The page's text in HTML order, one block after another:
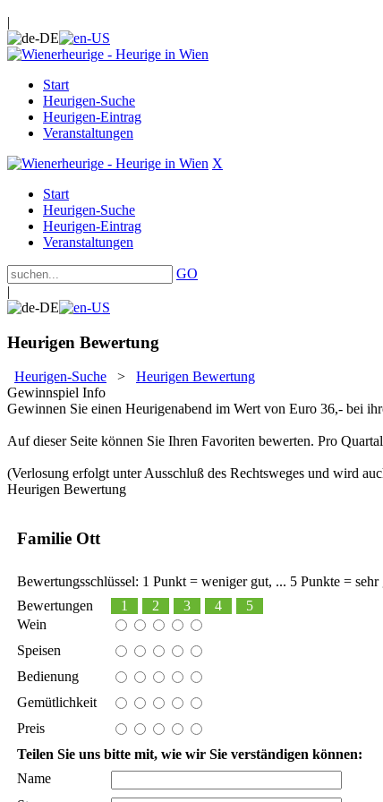
|
Start
Heurigen-Suche
Heurigen-Eintrag
Veranstaltungen
X
Start
Heurigen-Suche
Heurigen-Eintrag
Veranstaltungen
GO
|
Heurigen Bewertung
Heurigen-Suche > Heurigen Bewertung
Gewinnspiel Info
Gewinnen Sie einen Heurigenabend im Wert von Euro 36,- bei
Auf dieser Seite können Sie Ihren Favoriten bewerten. Pro
(Verlosung erfolgt unter Ausschluß des Rechtsweges und wird
Heurigen Bewertung
Familie Ott
Bewertungsschlüssel: 1 Punkt = weniger gut, ... 5 Punkte = sehr
Bewertungen
1 2 3 4
5
Wein
Speisen
Bedienung
Gemütlichkeit
Preis
Teilen Sie uns bitte mit, wie wir Sie verständigen können:
Name